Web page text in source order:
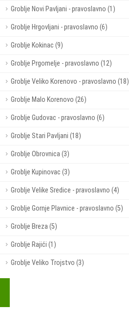
Groblje Novi Pavljani - pravoslavno (1)
Groblje Hrgovljani - pravoslavno (6)
Groblje Kokinac (9)
Groblje Prgomelje - pravoslavno (12)
Groblje Veliko Korenovo - pravoslavno (18)
Groblje Malo Korenovo (26)
Groblje Gudovac - pravoslavno (6)
Groblje Stari Pavljani (18)
Groblje Obrovnica (3)
Groblje Kupinovac (3)
Groblje Velike Sredice - pravoslavno (4)
Groblje Gornje Plavnice - pravoslavno (5)
Groblje Breza (5)
Groblje Rajići (1)
Groblje Veliko Trojstvo (3)